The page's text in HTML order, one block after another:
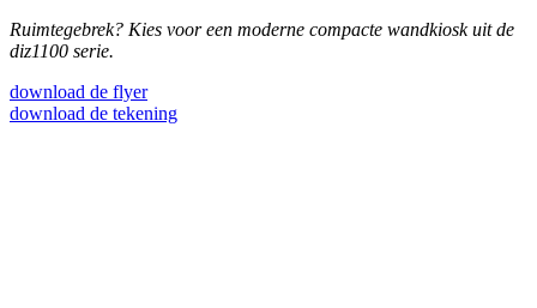
Ruimtegebrek? Kies voor een moderne compacte wandkiosk uit de
diz1100 serie.
download de flyer
download de tekening